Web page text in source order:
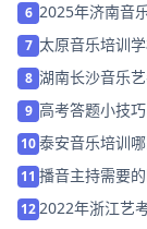
6 2025年济南音
7 太原音乐培训
考视唱练耳应
8 湖南长沙音乐
9 高考答题小技
10泰安音乐培训
11 播音主持需要
122022年浙江艺